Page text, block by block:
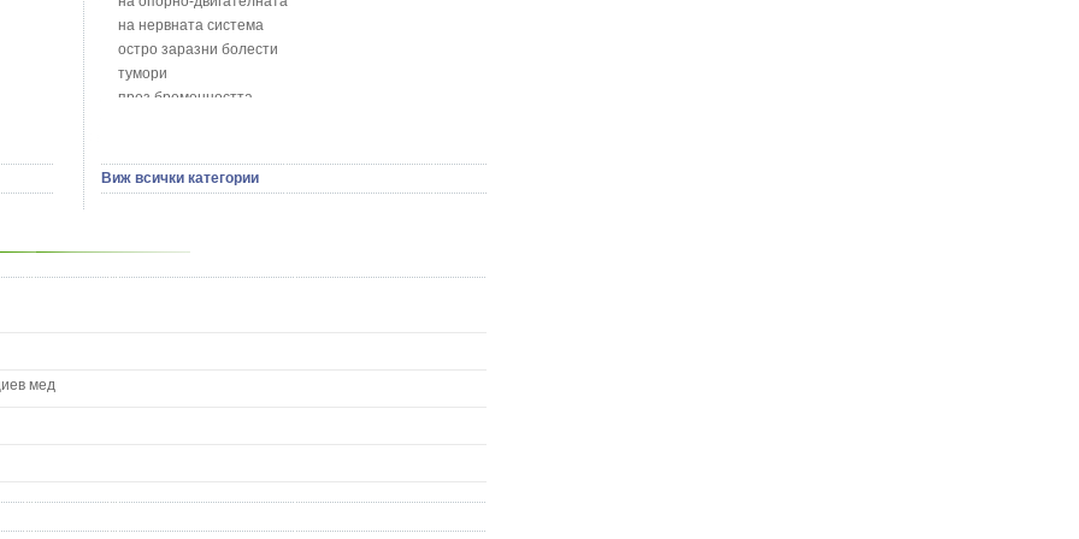
Босилек - Ocimum Basillicum
Брей - Tamus Communis
Брош - Rubia tinctorum L.
Бръшлян - Hedera helix L.
Бял имел - Viscum album L.
Бял оман - Inula Helenium L.
Бяла върба - Salix Аlba
Вратига - Tanacetrum Vulgare
на нервната система
остро заразни болести
тумори
през бременността
сексуални проблеми
на половите органи
Виж всички категории
мед